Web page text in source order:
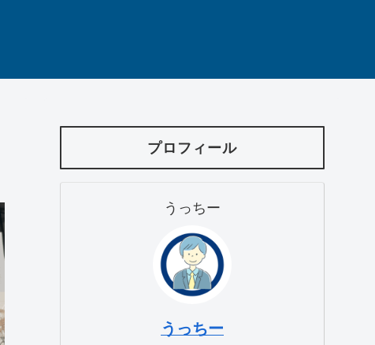
プロフィール
うっちー
うっちー